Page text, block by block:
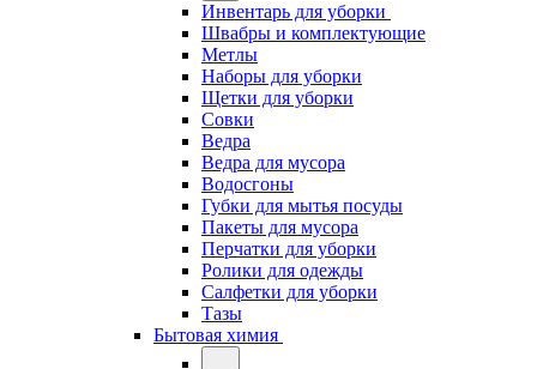
Инвентарь для уборки
Швабры и комплектующие
Метлы
Наборы для уборки
Щетки для уборки
Совки
Ведра
Ведра для мусора
Водосгоны
Губки для мытья посуды
Пакеты для мусора
Перчатки для уборки
Ролики для одежды
Салфетки для уборки
Тазы
Бытовая химия